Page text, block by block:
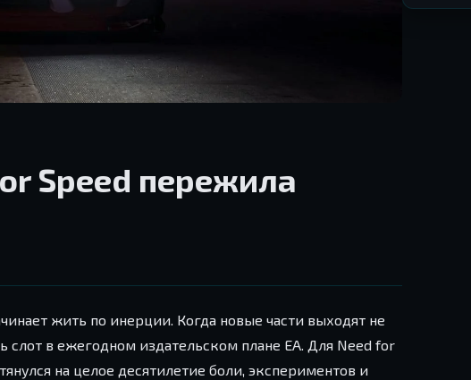
Speed пережила
жить по инерции. Когда новые части выходят не
слот в ежегодном издательском плане EA. Для Need for
на целое десятилетие боли, экспериментов и